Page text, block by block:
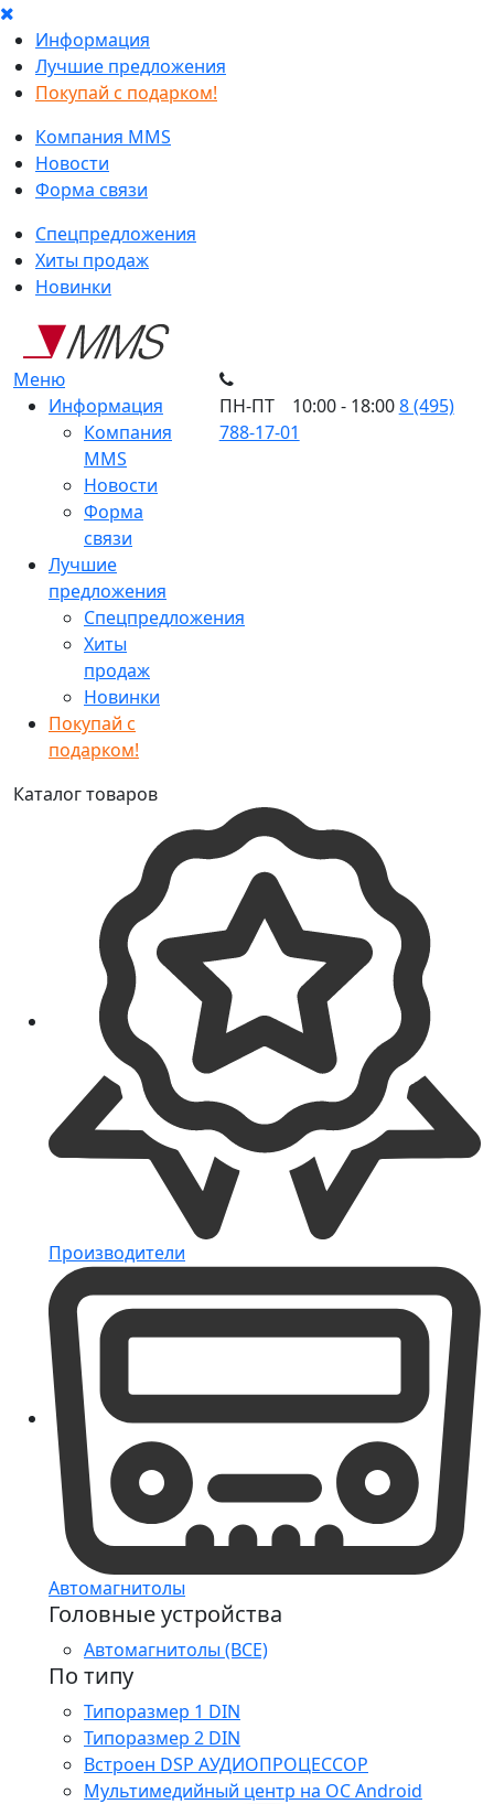
Информация
Лучшие предложения
Покупай с подарком!
Компания MMS
Новости
Форма связи
Спецпредложения
Хиты продаж
Новинки
Меню
Информация
Компания
MMS
Новости
Форма
связи
Лучшие
предложения
Спецпредложения
Хиты
продаж
Новинки
Покупай с
подарком!
ПН-ПТ 10:00 - 18:008 (495)
788-17-01
Каталог товаров
Производители
Автомагнитолы
Головные устройства
Автомагнитолы (ВСЕ)
По типу
Типоразмер 1 DIN
Типоразмер 2 DIN
Встроен DSP АУДИОПРОЦЕССОР
Мультимедийный центр на ОС Android